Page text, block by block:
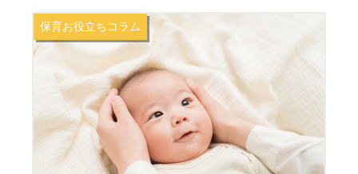
保育お役立ちコラム